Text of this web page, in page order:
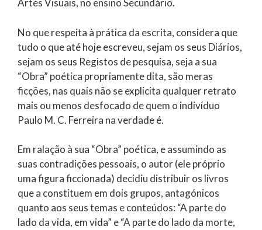
Artes Visuais, no ensino Secundário.
No que respeita à prática da escrita, considera que
tudo o que até hoje escreveu, sejam os seus Diários,
sejam os seus Registos de pesquisa, seja a sua
“Obra” poética propriamente dita, são meras
ficções, nas quais não se explicita qualquer retrato
mais ou menos desfocado de quem o indivíduo
Paulo M. C. Ferreira na verdade é.
Em ralação à sua “Obra” poética, e assumindo as
suas contradições pessoais, o autor (ele próprio
uma figura ficcionada) decidiu distribuir os livros
que a constituem em dois grupos, antagónicos
quanto aos seus temas e conteúdos: “A parte do
lado da vida, em vida” e “A parte do lado da morte,